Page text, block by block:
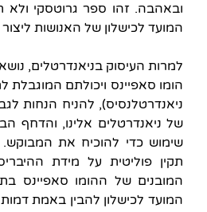
ובאהבה. זהו ספר גרוטסקי ולא
המועד לכישלון של האנושות
למרות העיסוק בניאנדרטלים,
הומו סאפיינס ויכולתם המוגבלת
ניאנדרטלנסיס), להניח הנחות
של ניאנדרטלים אלינו, והדחף
שימוש כדי להוכיח את
תקין פוליטית על מידת
המובנים של ההומו סאפיינס
המועד לכישלון להבין באמת